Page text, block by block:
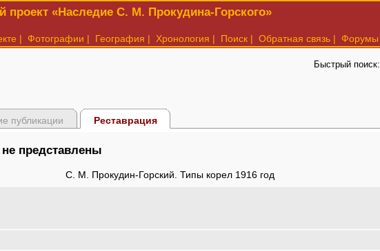
проект «Наследие С. М. Прокудина-Горского»
| Фотографии | География | Хронология | Поиск | Обратная связь | Форумы
Быстрый поиск:
публикации Реставрация
представлены
С. М. Прокудин-Горский. Типы корел 1916 год